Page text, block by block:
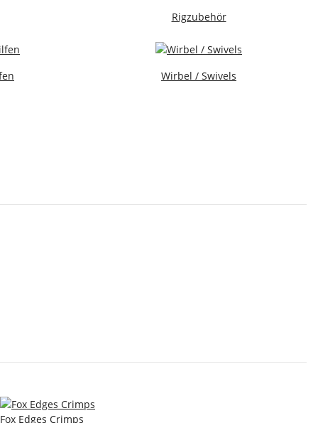
Rigzubehör
Wirbel / Swivels
Fox Edges Crimps